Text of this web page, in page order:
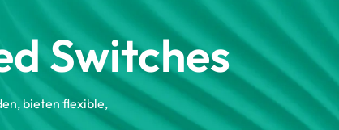
Switches
bieten flexible,